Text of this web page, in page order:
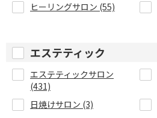
ヒーリングサロン (55)
エステティック
エステティックサロン
(431)
日焼けサロン (3)